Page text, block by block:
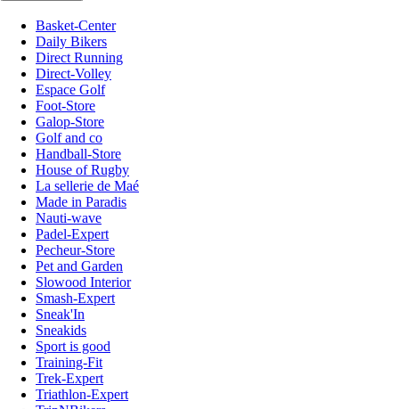
Basket-Center
Daily Bikers
Direct Running
Direct-Volley
Espace Golf
Foot-Store
Galop-Store
Golf and co
Handball-Store
House of Rugby
La sellerie de Maé
Made in Paradis
Nauti-wave
Padel-Expert
Pecheur-Store
Pet and Garden
Slowood Interior
Smash-Expert
Sneak'In
Sneakids
Sport is good
Training-Fit
Trek-Expert
Triathlon-Expert